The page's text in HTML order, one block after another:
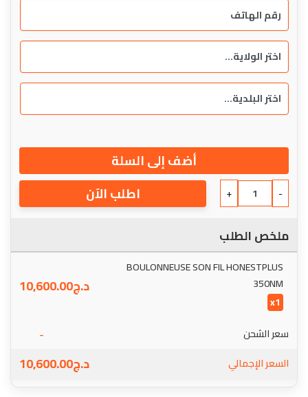
أضف إلى السلة
-
+ اطلب الآن
ملخص الطلب
BOULONNEUSE SON FIL HONESTPLUS
350NM
x1
د.ج10,600.00
سعر الشحن -
السعر الإجمالي د.ج10,600.00